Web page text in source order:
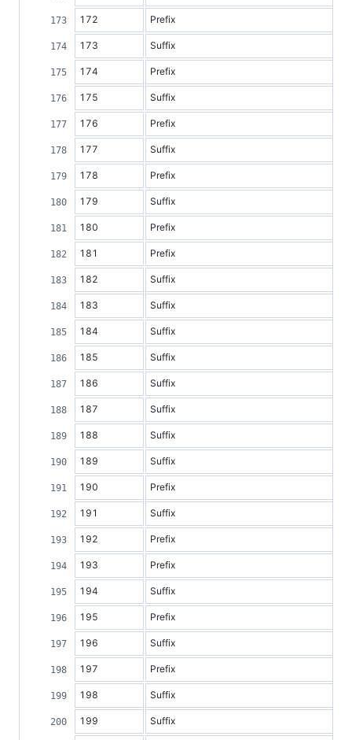
172 Prefix
173 Suffix
174 Prefix
175 Suffix
176 Prefix
177 Suffix
178 Prefix
179 Suffix
180 Prefix
181 Prefix
182 Suffix
183 Suffix
184 Suffix
185 Suffix
186 Suffix
187 Suffix
188 Suffix
189 Suffix
190 Prefix
191 Suffix
192 Prefix
193 Prefix
194 Suffix
195 Prefix
196 Suffix
197 Prefix
198 Suffix
199 Suffix